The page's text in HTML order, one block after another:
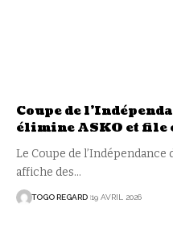
Coupe de
élimine ASKO et file
Le Coupe de l’Indépendance
affiche des…
TOGO REGARD 19 AVRIL 2026